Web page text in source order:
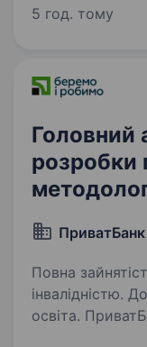
experience with
5 год. тому
Головний
розробки
ПриватБанк
Повна
інвалідністю.
освіта. ПриватБанк — є найбільшим банком